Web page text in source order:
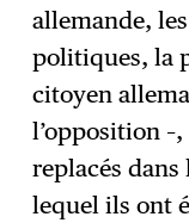
allemande,
politiques, la
citoyen
l’opposition
replacés
lequel ils ont